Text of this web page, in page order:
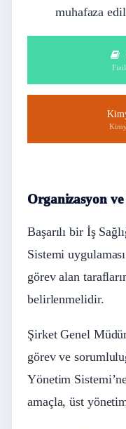
muhafaza
Organizasyon
Başarılı bir İş
Sistemi
görev alan
belirlenmelidir.
Şirket Genel
görev ve
Yönetim
amaçla, üst